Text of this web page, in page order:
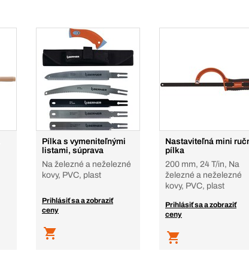
Pílka s vymeniteľnými
listami, súprava
Na železné a neželezné
kovy, PVC, plast
Prihlásiť sa a zobraziť
ceny
Nastaviteľná mini
pílka
200 mm, 24 T/in, Na
železné a neželezné
kovy, PVC, plast
Prihlásiť sa a zobraziť
ceny